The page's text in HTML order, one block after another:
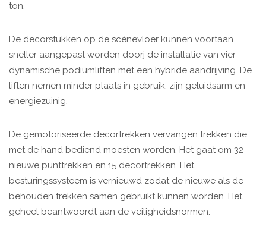
ton.
De decorstukken op de scènevloer kunnen voortaan
sneller aangepast worden doorj de installatie van vier
dynamische podiumliften met een hybride aandrijving. De
liften nemen minder plaats in gebruik, zijn geluidsarm en
energiezuinig.
De gemotoriseerde decortrekken vervangen trekken die
met de hand bediend moesten worden. Het gaat om 32
nieuwe punttrekken en 15 decortrekken. Het
besturingssysteem is vernieuwd zodat de nieuwe als de
behouden trekken samen gebruikt kunnen worden. Het
geheel beantwoordt aan de veiligheidsnormen.